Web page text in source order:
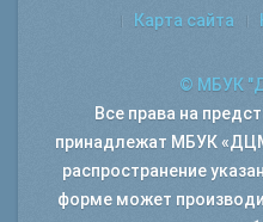
Карта сайта
© МБУК
Все права на
принадлежат МБУК
распространение
форме может